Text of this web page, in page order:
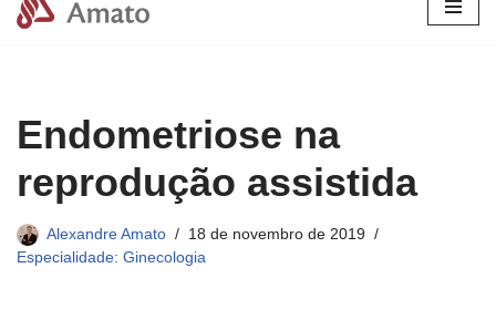
Pular
Endometriose na
reprodução assistida
Alexandre Amato
18 de novembro de 2019
Especialidade: Ginecologia